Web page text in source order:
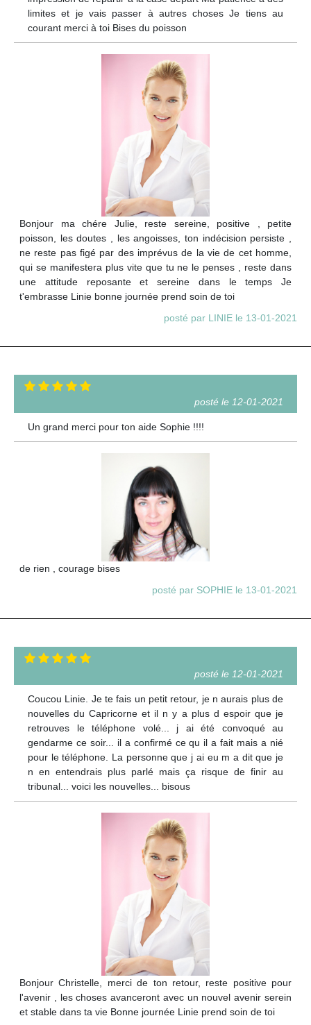
limites et je vais passer à autres choses Je tiens au
courant merci à toi Bises du poisson
Bonjour ma chére Julie, reste sereine, positive , petite
poisson, les doutes , les angoisses, ton indécision persiste ,
ne reste pas figé par des imprévus de la vie de cet homme,
qui se manifestera plus vite que tu ne le penses , reste dans
une attitude reposante et sereine dans le temps Je
t'embrasse Linie bonne journée prend soin de toi
posté par LINIE le 13-01-2021
posté le 12-01-2021
Un grand merci pour ton aide Sophie !!!!
de rien , courage bises
posté par SOPHIE le 13-01-2021
posté le 12-01-2021
Coucou Linie. Je te fais un petit retour, je n aurais plus de
nouvelles du Capricorne et il n y a plus d espoir que je
retrouves le téléphone volé... j ai été convoqué au
gendarme ce soir... il a confirmé ce qu il a fait mais a nié
pour le téléphone. La personne que j ai eu m a dit que je
n en entendrais plus parlé mais ça risque de finir au
tribunal... voici les nouvelles... bisous
Bonjour Christelle, merci de ton retour, reste positive pour
l'avenir , les choses avanceront avec un nouvel avenir serein
et stable dans ta vie Bonne journée Linie prend soin de toi